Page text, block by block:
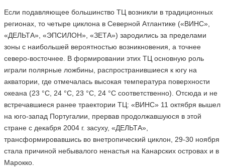
Если подавляющее большинство ТЦ возникли в традиционных
регионах, то четыре циклона в Северной Атлантике («ВИНС»,
«ДЕЛЬТА», «ЭПСИЛОН», «ЗЕТА») зародились за пределами
зоны с наибольшей вероятностью возникновения, а точнее
северо-восточнее. В формировании этих ТЦ основную роль
играли полярные ложбины, распространившиеся к югу на
акватории, где отмечалась высокая температура поверхности
океана (23 °C, 24 °C, 23 °C, 24 °C соответственно). Отсюда и не
встречавшиеся ранее траектории ТЦ: «ВИНС» 11 октября вышел
на юго-запад Португалии, прервав продолжавшуюся в этой
стране с декабря 2004 г. засуху, «ДЕЛЬТА»,
трансформировавшись во внетропический циклон, 29-30 ноября
стала причиной небывалого ненастья на Канарских островах и в
Марокко.